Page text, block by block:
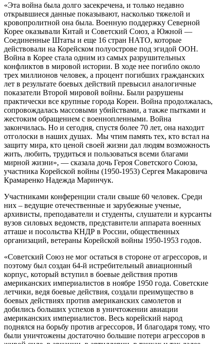
«Эта война была долго засекречена, и только недавно
открывшиеся данные показывают, насколько тяжелой и
кровопролитной она была. Военную поддержку Северной
Корее оказывали Китай и Советский Союз, а Южной —
Соединенные Штаты и еще 16 стран НАТО, которые
действовали на Корейском полуострове под эгидой ООН.
Война в Корее стала одним из самых разрушительных
конфликтов в мировой истории. В ходе нее погибло около
трех миллионов человек, а процент погибших гражданских
лет в результате боевых действий превысил аналогичные
показатели Второй мировой войны. Были разрушены
практически все крупные города Кореи. Война продолжалась,
сопровождалась массовыми убийствами, а также пытками и
жестоким обращением с военнопленными. Война
закончилась. Но и сегодня, спустя более 70 лет, она находит
отголоски в наших душах. Мы чтим память тех, кто встал на
защиту мира, кто ценой своей жизни дал людям возможность
жить, любить, трудиться и пользоваться всеми благами
мирной жизни», — сказала дочь Героя Советского Союза,
участника Корейской войны (1950-1953) Сергея Макаровича
Крамаренко Надежда Маринчук.
Участниками конференции стали свыше 60 человек. Среди
них – ведущие отечественные и зарубежные ученые,
архивисты, преподаватели и студенты, слушатели и курсанты
вузов силовых ведомств, представители аппарата военных
атташе и посольства КНДР в России, общественных
организаций, ветераны Корейской войны 1950-1953 годов.
«Советский Союз не мог остаться в стороне от агрессоров, и
поэтому был создан 64-й истребительный авиационный
корпус, который вступил в боевые действия против
американских империалистов в ноябре 1950 года. Советские
летчики, ведя боевые действия, создали преимущество в
боевых действиях против американских самолетов и
добились больших успехов в уничтожении авиации
американских империалистов. Весь корейский народ
поднялся на борьбу против агрессоров, И благодаря тому, что
были уничтожены достаточно большие потери агрессоров в